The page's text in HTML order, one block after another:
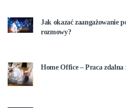
Jak okazać zaangażowanie
rozmowy?
Home Office – Praca